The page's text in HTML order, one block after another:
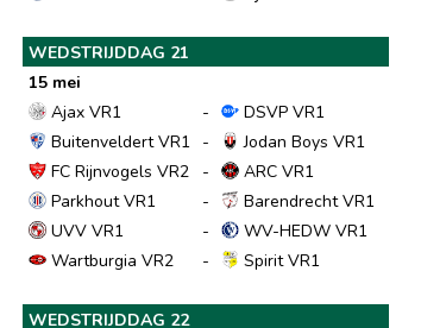
WEDSTRIJDDAG 21
15 mei
Ajax VR1
-
DSVP VR1
Buitenveldert VR1
-
Jodan Boys VR1
FC Rijnvogels VR2
-
ARC VR1
Parkhout VR1
-
Barendrecht VR1
UVV VR1
-
WV-HEDW VR1
Wartburgia VR2
- Spirit VR1
WEDSTRIJDDAG 22